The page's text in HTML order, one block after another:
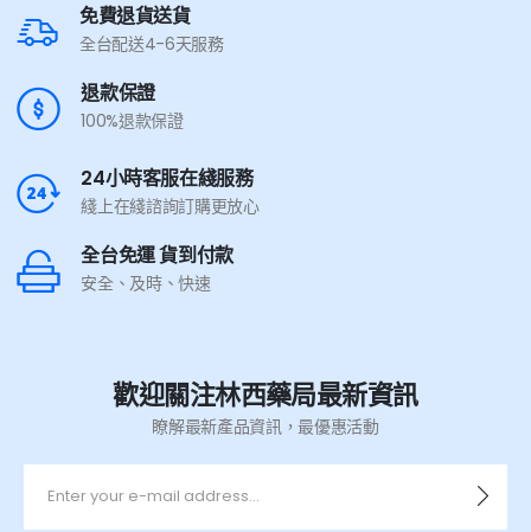
免費退貨送貨
全台配送4-6天服務
退款保證
100%退款保證
24小時客服在綫服務
綫上在綫諮詢訂購更放心
全台免運 貨到付款
安全、及時、快速
歡迎關注林西藥局最新資訊
瞭解最新產品資訊，最優惠活動